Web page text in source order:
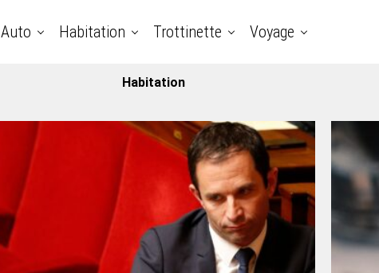
Auto Habitation Trottinette Voyage
Habitation